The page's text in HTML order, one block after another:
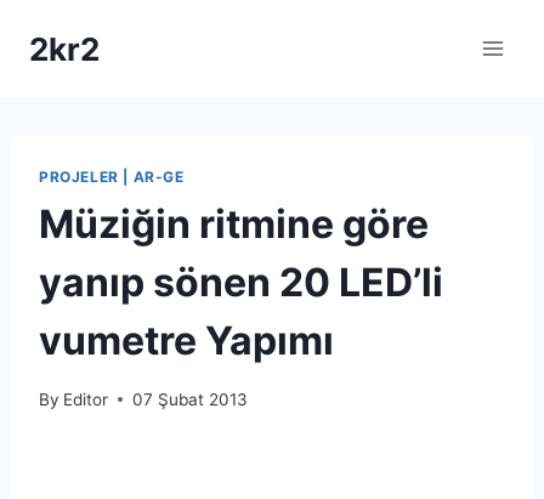
2kr2
PROJELER | AR-GE
Müziğin ritmine göre
yanıp sönen 20 LED’li
vumetre Yapımı
By Editor 07 Şubat 2013